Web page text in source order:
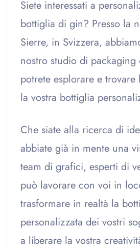
Siete interessati a
bottiglia di gin? Presso la
Sierre, in Svizzera,
nostro studio di packaging
potrete esplorare e trovare
la vostra bottiglia
Che siate alla ricerca di
abbiate già in mente una
team di grafici, esperti di
può lavorare con voi in
trasformare in realtà la
personalizzata dei vostri
a liberare la vostra